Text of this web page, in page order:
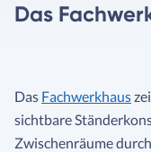
Das
Das Fachwerkhaus
sichtbare
Zwischenräume